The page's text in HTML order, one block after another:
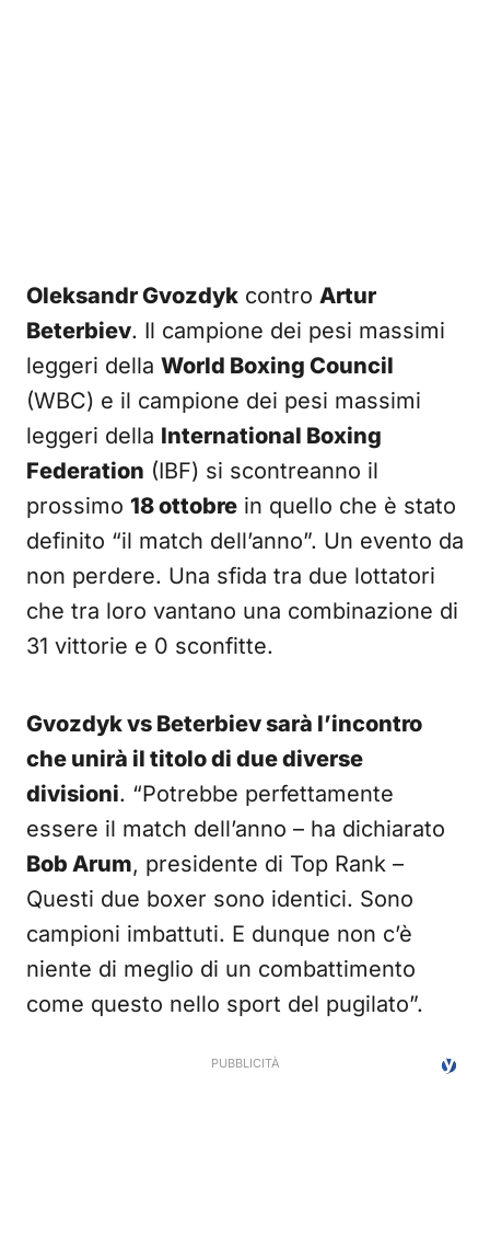
Oleksandr Gvozdyk contro Artur
Beterbiev. Il campione dei pesi massimi
leggeri della World Boxing Council
(WBC) e il campione dei pesi massimi
leggeri della International Boxing
Federation (IBF) si scontreanno il
prossimo 18 ottobre in quello che è stato
definito “il match dell’anno”. Un evento da
non perdere. Una sfida tra due lottatori
che tra loro vantano una combinazione di
31 vittorie e 0 sconfitte.
Gvozdyk vs Beterbiev sarà l’incontro
che unirà il titolo di due diverse
divisioni. “Potrebbe perfettamente
essere il match dell’anno – ha dichiarato
Bob Arum, presidente di Top Rank –
Questi due boxer sono identici. Sono
campioni imbattuti. E dunque non c’è
niente di meglio di un combattimento
come questo nello sport del pugilato”.